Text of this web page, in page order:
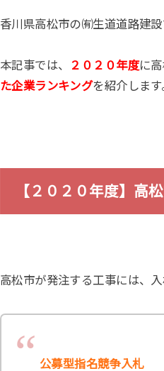
香川県高松市の㈲生道道路建設
本記事では、 ２０２０年度に
た企業ランキングを紹介します
【２０２０年度】高
高松市が発注する工事には、
公募型指名競争入札